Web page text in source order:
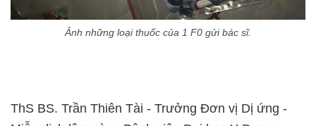
Ảnh những loại thuốc của 1 F0 gửi bác sĩ.
ThS BS. Trần Thiên Tài - Trưởng Đơn vị Dị ứng -